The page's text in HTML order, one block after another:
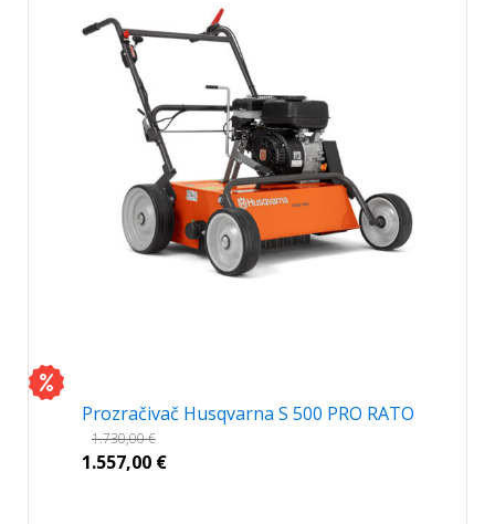
Prozračivač Husqvarna S 500 PRO RATO
1.730,00€
1.557,00 €